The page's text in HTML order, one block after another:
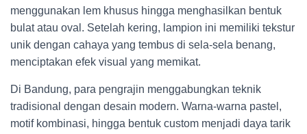
menggunakan lem khusus hingga menghasilkan bentuk
bulat atau oval. Setelah kering, lampion ini memiliki tekstur
unik dengan cahaya yang tembus di sela-sela benang,
menciptakan efek visual yang memikat.
Di Bandung, para pengrajin menggabungkan teknik
tradisional dengan desain modern. Warna-warna pastel,
motif kombinasi, hingga bentuk custom menjadi daya tarik